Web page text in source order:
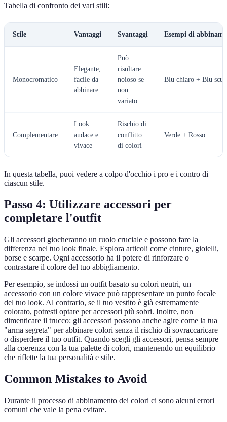
Tabella di confronto dei vari stili:
Stile Vantaggi Svantaggi Esempi di
Monocromatico
Elegante,
facile da
abbinare
Può
risultare
noioso se
non
variato
Blu chiaro + Blu
Complementare
Look
audace e
vivace
Rischio di
conflitto
di colori
Verde + Rosso
In questa tabella, puoi vedere a colpo d'occhio i pro e i contro di
ciascun stile.
Passo 4: Utilizzare accessori per
completare l'outfit
Gli accessori giocheranno un ruolo cruciale e possono fare la
differenza nel tuo look finale. Esplora articoli come cinture, gioielli,
borse e scarpe. Ogni accessorio ha il potere di rinforzare o
contrastare il colore del tuo abbigliamento.
Per esempio, se indossi un outfit basato su colori neutri, un
accessorio con un colore vivace può rappresentare un punto focale
del tuo look. Al contrario, se il tuo vestito è già estremamente
colorato, potresti optare per accessori più sobri. Inoltre, non
dimenticare il trucco: gli accessori possono anche agire come la tua
"arma segreta" per abbinare colori senza il rischio di sovraccaricare
o disperdere il tuo outfit. Quando scegli gli accessori, pensa sempre
alla coerenza con la tua palette di colori, mantenendo un equilibrio
che riflette la tua personalità e stile.
Common Mistakes to Avoid
Durante il processo di abbinamento dei colori ci sono alcuni errori
comuni che vale la pena evitare.